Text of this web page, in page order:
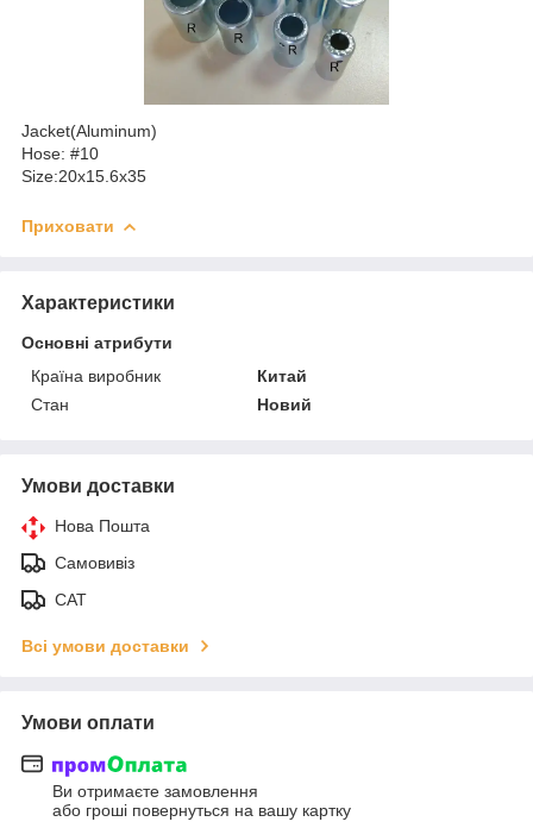
Jacket(Aluminum)
Hose: #10
Size:20x15.6x35
Приховати
Характеристики
Основні атрибути
Країна виробник
Китай
Стан
Новий
Умови доставки
Нова Пошта
Самовивіз
САТ
Всі умови доставки
Умови оплати
Ви отримаєте замовлення
або гроші повернуться на вашу картку